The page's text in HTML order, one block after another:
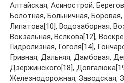
Алтайская, Асинострой,
Болотная, Больничная,
Липатова[10], Водозаборная,
Вокзальная, Волкова[12],
Гидролизная, Гоголя[14],
Гривная, Дальняя, Дамбовая,
Дзержинского[18],
Железнодорожная, Заводская,